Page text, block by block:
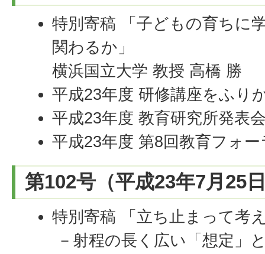
特別寄稿 「子どもの育ちに
関わるか」
横浜国立大学 教授 高橋 勝
平成23年度 研修講座をふ
平成23年度 教育研究所発
平成23年度 第8回教育フォ
第102号（平成23年7月25
特別寄稿 「立ち止まって考
－射程の長く広い「想定」